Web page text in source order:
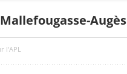
Augès
l'APL